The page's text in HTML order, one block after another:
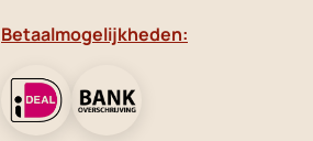
Betaalmogelijkheden: